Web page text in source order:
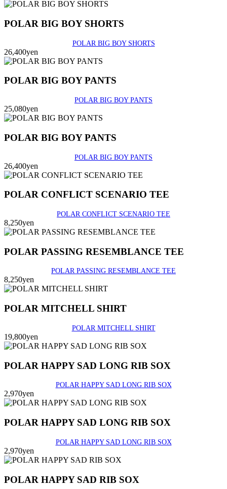
POLAR BIG BOY SHORTS
POLAR BIG BOY SHORTS
26,400yen
POLAR BIG BOY PANTS
POLAR BIG BOY PANTS
25,080yen
POLAR BIG BOY PANTS
POLAR BIG BOY PANTS
26,400yen
POLAR CONFLICT SCENARIO TEE
POLAR CONFLICT SCENARIO TEE
8,250yen
POLAR PASSING RESEMBLANCE TEE
POLAR PASSING RESEMBLANCE TEE
8,250yen
POLAR MITCHELL SHIRT
POLAR MITCHELL SHIRT
19,800yen
POLAR HAPPY SAD LONG RIB SOX
POLAR HAPPY SAD LONG RIB SOX
2,970yen
POLAR HAPPY SAD LONG RIB SOX
POLAR HAPPY SAD LONG RIB SOX
2,970yen
POLAR HAPPY SAD RIB SOX